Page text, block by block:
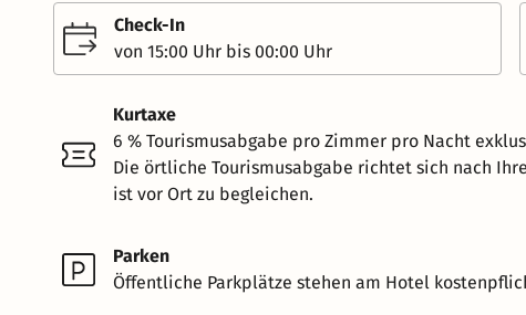
Check-In
von 15:00 Uhr bis 00:00 Uhr
Kurtaxe
6 % Tourismusabgabe pro Zimmer pro Nacht
Die örtliche Tourismusabgabe richtet sich nach
ist vor Ort zu begleichen.
Parken
Öffentliche Parkplätze stehen am Hotel